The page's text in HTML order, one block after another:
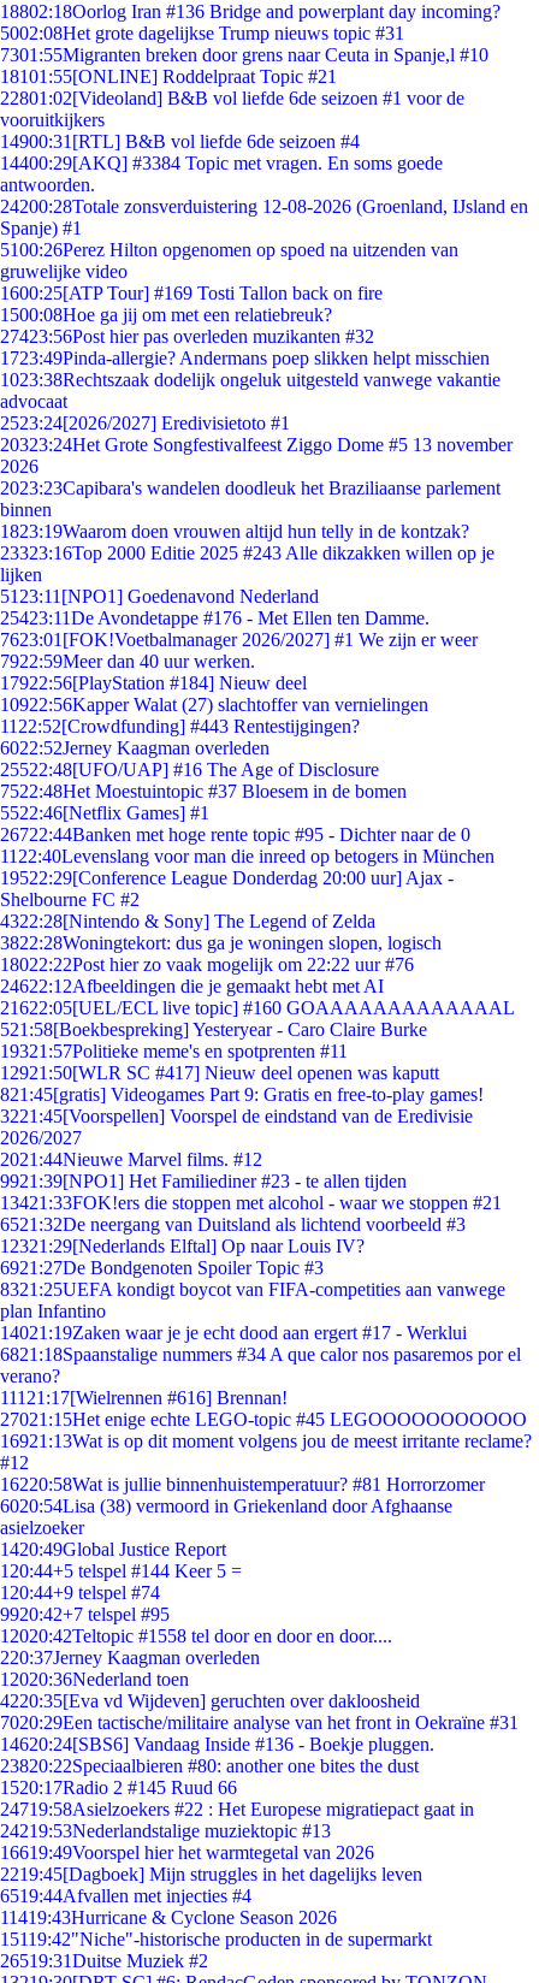
18802:18Oorlog Iran #136 Bridge and powerplant day incoming?
5002:08Het grote dagelijkse Trump nieuws topic #31
7301:55Migranten breken door grens naar Ceuta in Spanje,l #10
18101:55[ONLINE] Roddelpraat Topic #21
22801:02[Videoland] B&B vol liefde 6de seizoen #1 voor de
vooruitkijkers
14900:31 [RTL] B&B vol liefde 6de seizoen #4
14400:29[AKQ] #3384 Topic met vragen. En soms goede
antwoorden.
24200:28Totale zonsverduistering 12-08-2026 (Groenland, IJsland en
Spanje) #1
5100:26Perez Hilton opgenomen op spoed na uitzenden van
gruwelijke video
1600:25[ATP Tour] #169 Tosti Tallon back on fire
1500:08Hoe ga jij om met een relatiebreuk?
27423:56Post hier pas overleden muzikanten #32
1723:49Pinda-allergie? Andermans poep slikken helpt misschien
1023:38Rechtszaak dodelijk ongeluk uitgesteld vanwege vakantie
advocaat
2523:24[2026/2027] Eredivisietoto #1
20323:24Het Grote Songfestivalfeest Ziggo Dome #5 13 november
2026
2023:23Capibara's wandelen doodleuk het Braziliaanse parlement
binnen
1823:19Waarom doen vrouwen altijd hun telly in de kontzak?
23323:16Top 2000 Editie 2025 #243 Alle dikzakken willen op je
lijken
51 23:11 [NPO1] Goedenavond Nederland
25423:11De Avondetappe #176 - Met Ellen ten Damme.
7623:01 [FOK!Voetbalmanager 2026/2027] #1 We zijn er weer
7922:59Meer dan 40 uur werken.
17922:56[PlayStation #184] Nieuw deel
10922:56Kapper Walat (27) slachtoffer van vernielingen
11 22:52[Crowdfunding] #443 Rentestijgingen?
6022:52Jerney Kaagman overleden
25522:48[UFO/UAP] #16 The Age of Disclosure
7522:48Het Moestuintopic #37 Bloesem in de bomen
5522:46[Netflix Games] #1
26722:44Banken met hoge rente topic #95 - Dichter naar de 0
11 22:40Levenslang voor man die inreed op betogers in München
19522:29[Conference League Donderdag 20:00 uur] Ajax -
Shelbourne FC #2
4322:28[Nintendo & Sony] The Legend of Zelda
3822:28Woningtekort: dus ga je woningen slopen, logisch
18022:22Post hier zo vaak mogelijk om 22:22 uur #76
24622:12Afbeeldingen die je gemaakt hebt met AI
21622:05[UEL/ECL live topic] #160 GOAAAAAAAAAAAAAL
521:58[Boekbespreking] Yesteryear - Caro Claire Burke
19321:57Politieke meme's en spotprenten #11
12921:50[WLR SC #417] Nieuw deel openen was kaputt
821:45[gratis] Videogames Part 9: Gratis en free-to-play games!
3221:45[Voorspellen] Voorspel de eindstand van de Eredivisie
2026/2027
2021:44Nieuwe Marvel films. #12
9921:39[NPO1] Het Familiediner #23 - te allen tijden
13421:33FOK!ers die stoppen met alcohol - waar we stoppen #21
6521:32De neergang van Duitsland als lichtend voorbeeld #3
12321:29[Nederlands Elftal] Op naar Louis IV?
6921:27De Bondgenoten Spoiler Topic #3
8321:25UEFA kondigt boycot van FIFA-competities aan vanwege
plan Infantino
14021:19Zaken waar je je echt dood aan ergert #17 - Werklui
6821:18Spaanstalige nummers #34 A que calor nos pasaremos por el
verano?
111 21:17[Wielrennen #616] Brennan!
27021:15Het enige echte LEGO-topic #45 LEGOOOOOOOOOOO
16921:13Wat is op dit moment volgens jou de meest irritante reclame?
#12
16220:58Wat is jullie binnenhuistemperatuur? #81 Horrorzomer
6020:54Lisa (38) vermoord in Griekenland door Afghaanse
asielzoeker
1420:49Global Justice Report
1 20:44+5 telspel #144 Keer 5 =
1 20:44+9 telspel #74
9920:42+7 telspel #95
12020:42Teltopic #1558 tel door en door en door....
220:37Jerney Kaagman overleden
12020:36Nederland toen
4220:35[Eva vd Wijdeven] geruchten over dakloosheid
7020:29Een tactische/militaire analyse van het front in Oekraïne #31
14620:24[SBS6] Vandaag Inside #136 - Boekje pluggen.
23820:22Speciaalbieren #80: another one bites the dust
1520:17Radio 2 #145 Ruud 66
24719:58Asielzoekers #22 : Het Europese migratiepact gaat in
24219:53Nederlandstalige muziektopic #13
16619:49Voorspel hier het warmtegetal van 2026
2219:45[Dagboek] Mijn struggles in het dagelijks leven
6519:44Afvallen met injecties #4
11419:43Hurricane & Cyclone Season 2026
15119:42"Niche"-historische producten in de supermarkt
26519:31Duitse Muziek #2